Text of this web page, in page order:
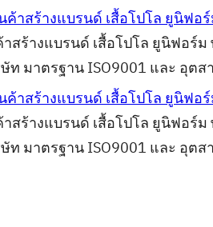
สร้างแบรนด์ เสื้อโปโล ยูนิฟอร์
ท มาตรฐาน ISO9001 และ อุต
สร้างแบรนด์ เสื้อโปโล ยูนิฟอร์
ท มาตรฐาน ISO9001 และ อุต